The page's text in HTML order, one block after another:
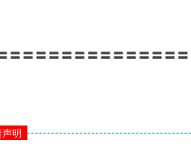
〓〓〓〓〓〓〓〓〓〓〓〓〓
明